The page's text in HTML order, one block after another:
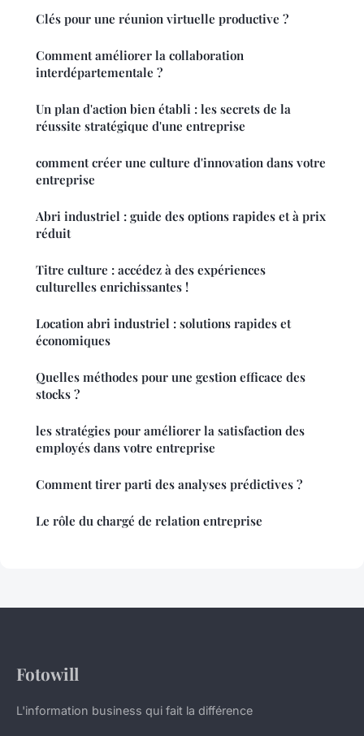
Clés pour une réunion virtuelle productive ?
Comment améliorer la collaboration
interdépartementale ?
Un plan d'action bien établi : les secrets de la
réussite stratégique d'une entreprise
comment créer une culture d'innovation dans votre
entreprise
Abri industriel : guide des options rapides et à prix
réduit
Titre culture : accédez à des expériences
culturelles enrichissantes !
Location abri industriel : solutions rapides et
économiques
Quelles méthodes pour une gestion efficace des
stocks ?
les stratégies pour améliorer la satisfaction des
employés dans votre entreprise
Comment tirer parti des analyses prédictives ?
Le rôle du chargé de relation entreprise
Fotowill
L'information business qui fait la différence